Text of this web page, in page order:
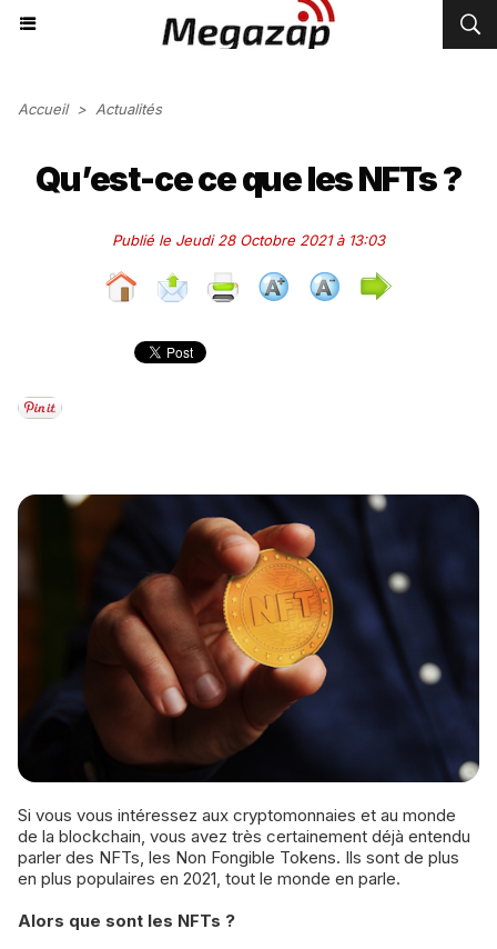
Accueil > Actualités
Qu’est-ce ce que les NFTs ?
Publié le Jeudi 28 Octobre 2021 à 13:03
Si vous vous intéressez aux cryptomonnaies et au monde
de la blockchain, vous avez très certainement déjà entendu
parler des NFTs, les Non Fongible Tokens. Ils sont de plus
en plus populaires en 2021, tout le monde en parle.
Alors que sont les NFTs ?